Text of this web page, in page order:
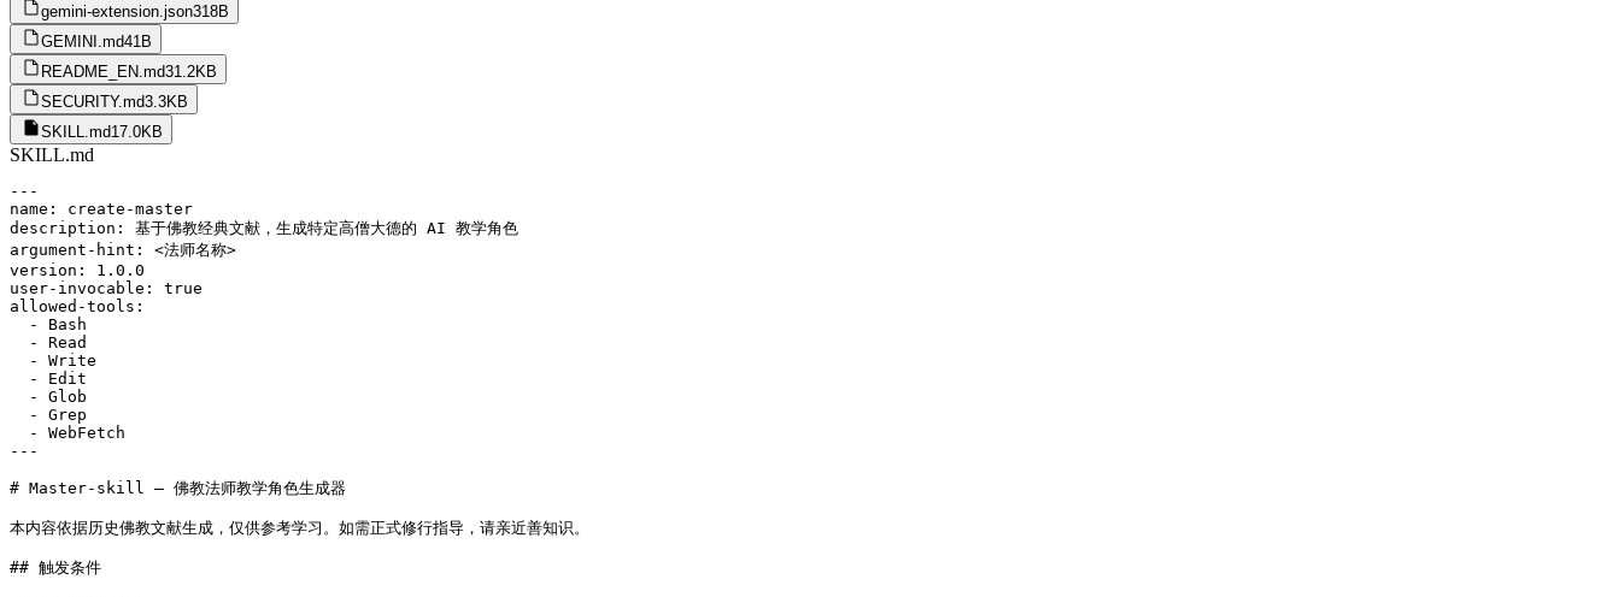
gemini-extension.json318B
GEMINI.md41B
README_EN.md31.2KB
SECURITY.md3.3KB
SKILL.md17.0KB
SKILL.md
---
name: create-master
description: 基于佛教经典文献，生成特定高僧大德的 AI 教学角色
argument-hint: <法师名称>
version: 1.0.0
user-invocable: true
allowed-tools:
  - Bash
  - Read
  - Write
  - Edit
  - Glob
  - Grep
  - WebFetch
---
# Master-skill — 佛教法师教学角色生成器
本内容依据历史佛教文献生成，仅供参考学习。如需正式修行指导，请亲近善知识。
## 触发条件